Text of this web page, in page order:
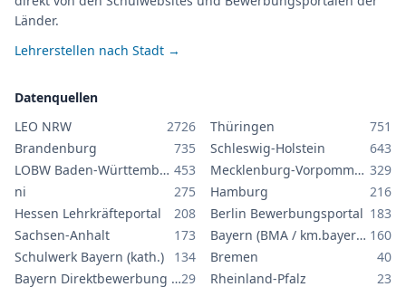
Länder.
Lehrerstellen nach Stadt →
Datenquellen
LEO NRW
2726 Thüringen
751
Brandenburg
735 Schleswig-Holstein
643
LOBW Baden-Württemberg 453 Mecklenburg-Vorpommern 329
ni
275 Hamburg
216
Hessen Lehrkräfteportal
208 Berlin Bewerbungsportal 183
Sachsen-Anhalt
173 Bayern (BMA / km.bayern.de) 160
Schulwerk Bayern (kath.)
134 Bremen
40
Bayern Direktbewerbung GS/MS29 Rheinland-Pfalz 23